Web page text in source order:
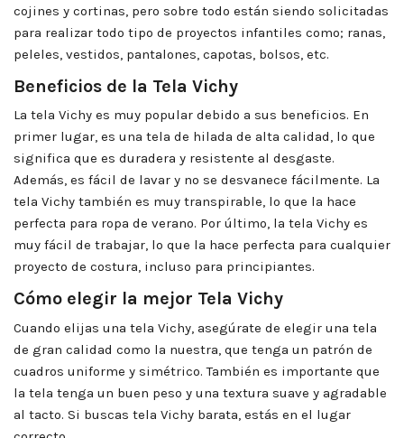
cojines y cortinas, pero sobre todo están siendo solicitadas
para realizar todo tipo de proyectos infantiles como; ranas,
peleles, vestidos, pantalones, capotas, bolsos, etc.
Beneficios de la Tela Vichy
La tela Vichy es muy popular debido a sus beneficios. En
primer lugar, es una tela de hilada de alta calidad, lo que
significa que es duradera y resistente al desgaste.
Además, es fácil de lavar y no se desvanece fácilmente. La
tela Vichy también es muy transpirable, lo que la hace
perfecta para ropa de verano. Por último, la tela Vichy es
muy fácil de trabajar, lo que la hace perfecta para cualquier
proyecto de costura, incluso para principiantes.
Cómo elegir la mejor Tela Vichy
Cuando elijas una tela Vichy, asegúrate de elegir una tela
de gran calidad como la nuestra, que tenga un patrón de
cuadros uniforme y simétrico. También es importante que
la tela tenga un buen peso y una textura suave y agradable
al tacto. Si buscas tela Vichy barata, estás en el lugar